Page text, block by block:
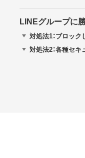
LINEグループに
対処法1：ブロック
対処法2：各種セ